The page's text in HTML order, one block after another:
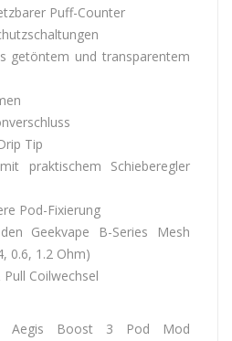
Puff-Counter
getöntem und transparentem
Tip
praktischem Schieberegler
Pod-Fixierung
Geekvape B-Series Mesh
0.6, 1.2 Ohm)
Coilwechsel
Aegis Boost 3 Pod Mod